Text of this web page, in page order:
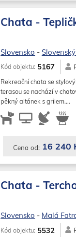
Chata -
Slovensko -
Kód objektu: 5167
Rekreační chata se
terasou se nachází v
pěkný altánek s grilem.…
Cena od: 16 240
Chata -
Slovensko - Malá
Kód objektu: 5532